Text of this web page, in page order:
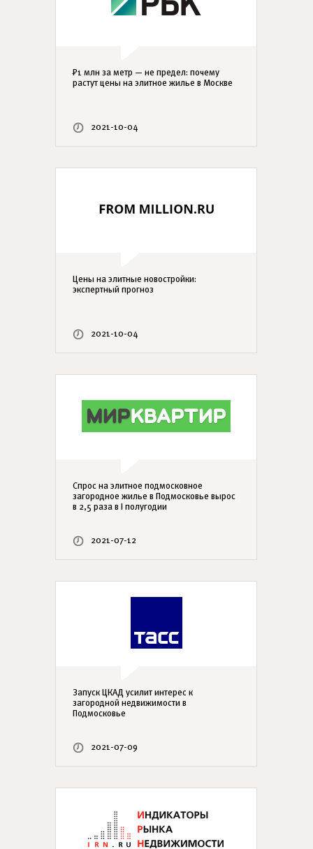
₽1 млн за метр — не предел: почему
растут цены на элитное жилье в Москве
2021-10-04
Цены на элитные новостройки:
экспертный прогноз
2021-10-04
Спрос на элитное подмосковное
загородное жилье в Подмосковье вырос
в 2,5 раза в I полугодии
2021-07-12
Запуск ЦКАД усилит интерес к
загородной недвижимости в
Подмосковье
2021-07-09